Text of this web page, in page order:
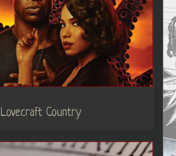
Lovecraft Country